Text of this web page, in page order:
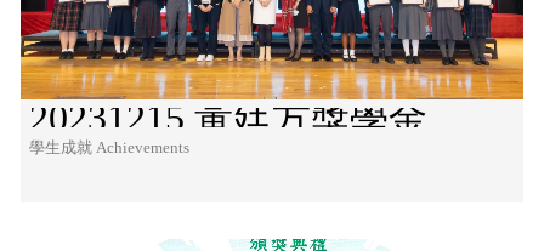
20231215 黃廷方獎學金
學生成就 Achievements